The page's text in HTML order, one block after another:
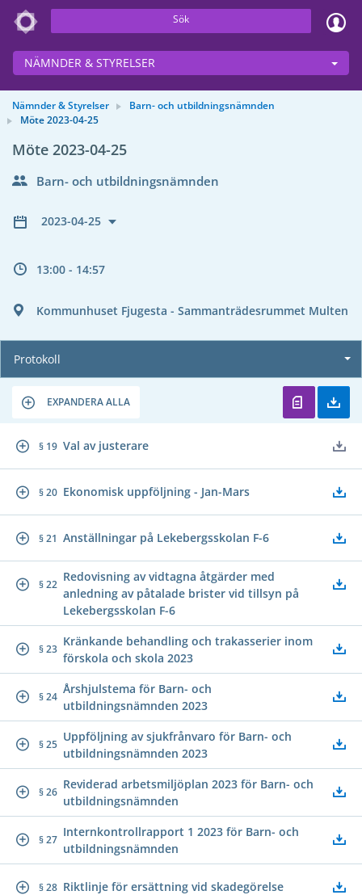
Sök
NÄMNDER & STYRELSER
Nämnder & Styrelser
Barn- och utbildningsnämnden
Möte 2023-04-25
Möte 2023-04-25
Barn- och utbildningsnämnden
2023-04-25
13:00 - 14:57
Kommunhuset Fjugesta - Sammanträdesrummet Multen
Protokoll
EXPANDERA ALLA
§ 19 Val av justerare
§ 20 Ekonomisk uppföljning - Jan-Mars
§ 21 Anställningar på Lekebergsskolan F-6
§ 22
Redovisning av vidtagna åtgärder med
anledning av påtalade brister vid tillsyn på
Lekebergsskolan F-6
§ 23
Kränkande behandling och trakasserier inom
förskola och skola 2023
§ 24
Årshjulstema för Barn- och
utbildningsnämnden 2023
§ 25
Uppföljning av sjukfrånvaro för Barn- och
utbildningsnämnden 2023
§ 26
Reviderad arbetsmiljöplan 2023 för Barn- och
utbildningsnämnden
§ 27
Internkontrollrapport 1 2023 för Barn- och
utbildningsnämnden
§ 28 Riktlinje för ersättning vid skadegörelse